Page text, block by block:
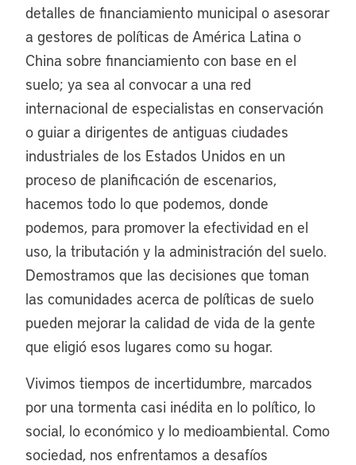
detalles de financiamiento municipal o asesorar
a gestores de políticas de América Latina o
China sobre financiamiento con base en el
suelo; ya sea al convocar a una red
internacional de especialistas en conservación
o guiar a dirigentes de antiguas ciudades
industriales de los Estados Unidos en un
proceso de planificación de escenarios,
hacemos todo lo que podemos, donde
podemos, para promover la efectividad en el
uso, la tributación y la administración del suelo.
Demostramos que las decisiones que toman
las comunidades acerca de políticas de suelo
pueden mejorar la calidad de vida de la gente
que eligió esos lugares como su hogar.
Vivimos tiempos de incertidumbre, marcados
por una tormenta casi inédita en lo político, lo
social, lo económico y lo medioambiental. Como
sociedad, nos enfrentamos a desafíos